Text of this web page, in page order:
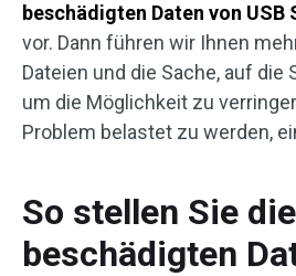
beschädigten Daten von
vor. Dann führen wir Ihnen
Dateien und die Sache, auf die
um die Möglichkeit zu
Problem belastet zu werden,
So stellen Sie die
beschädigten